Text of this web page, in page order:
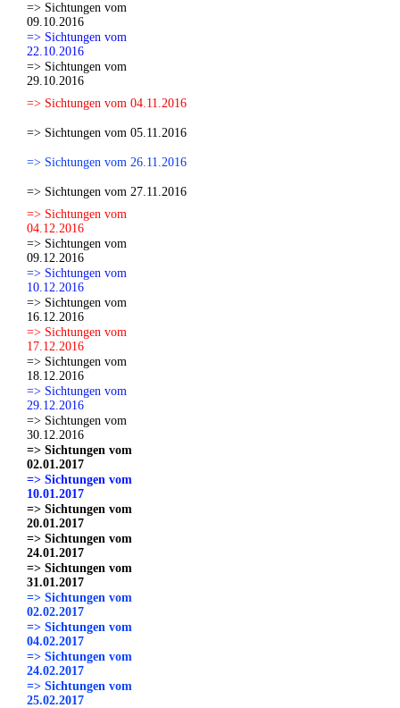
=> Sichtungen vom
09.10.2016
=> Sichtungen vom
22.10.2016
=> Sichtungen vom
29.10.2016
=> Sichtungen vom 04.11.2016
=> Sichtungen vom 05.11.2016
=> Sichtungen vom 26.11.2016
=> Sichtungen vom 27.11.2016
=> Sichtungen vom
04.12.2016
=> Sichtungen vom
09.12.2016
=> Sichtungen vom
10.12.2016
=> Sichtungen vom
16.12.2016
=> Sichtungen vom
17.12.2016
=> Sichtungen vom
18.12.2016
=> Sichtungen vom
29.12.2016
=> Sichtungen vom
30.12.2016
=> Sichtungen vom
02.01.2017
=> Sichtungen vom
10.01.2017
=> Sichtungen vom
20.01.2017
=> Sichtungen vom
24.01.2017
=> Sichtungen vom
31.01.2017
=> Sichtungen vom
02.02.2017
=> Sichtungen vom
04.02.2017
=> Sichtungen vom
24.02.2017
=> Sichtungen vom
25.02.2017